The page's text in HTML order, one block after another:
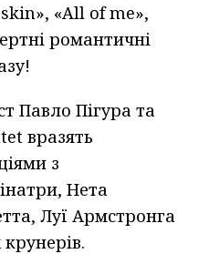
«All of me»,
романтичні
Павло Пігура та
вразять
з
Нета
Луї Армстронга